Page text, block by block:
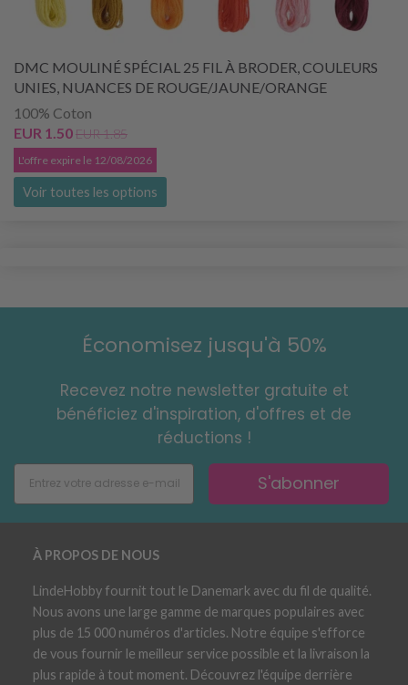
DMC MOULINÉ SPÉCIAL 25 FIL À BRODER, COULEURS
UNIES, NUANCES DE ROUGE/JAUNE/ORANGE
100% Coton
EUR 1.50EUR 1.85
L'offre expire le 12/08/2026
Voir toutes les options
Économisez jusqu'à 50%
Recevez notre newsletter gratuite et
bénéficiez d'inspiration, d'offres et de
réductions !
S'abonner
À PROPOS DE NOUS
LindeHobby fournit tout le Danemark avec du fil de qualité.
Nous avons une large gamme de marques populaires avec
plus de 15 000 numéros d'articles. Notre équipe s'efforce
de vous fournir le meilleur service possible et la livraison la
plus rapide à tout moment. Découvrez l'équipe derrière